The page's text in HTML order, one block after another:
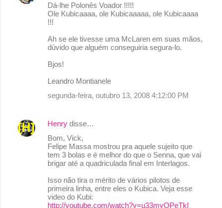
Dá-lhe Polonês Voador !!!!!
Ole Kubicaaaa, ole Kubicaaaaa, ole Kubicaaaa
!!!
Ah se ele tivesse uma McLaren em suas mãos,
dúvido que alguém conseguiria segura-lo.
Bjos!
Leandro Montianele
segunda-feira, outubro 13, 2008 4:12:00 PM
Henry disse…
Bom, Vick,
Felipe Massa mostrou pra aquele sujeito que
tem 3 bolas e é melhor do que o Senna, que vai
brigar até a quadriculada final em Interlagos.
Isso não tira o mérito de vários pilotos de
primeira linha, entre eles o Kubica. Veja esse
video do Kubi:
http://youtube.com/watch?v=u33myOPeTkI